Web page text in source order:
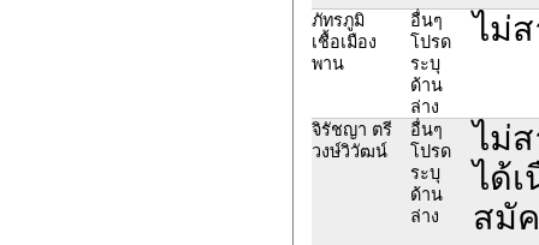
ภัทรภูมิ
เชื้อเมือง
พาน
อื่นๆ
โปรด
ระบุ
ด้าน
ล่าง
ไม่
จิรัชญา ตรี
วงษ์วิวัฒน์
อื่นๆ
โปรด
ระบุ
ด้าน
ล่าง
ไม่
ได้
สมั